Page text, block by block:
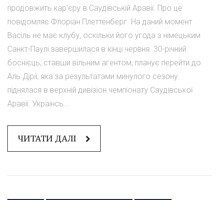
продовжить кар'єру в Саудівській Аравії. Про це
повідомляє Флоріан Плеттенберг. На даний момент
Васіль не має клубу, оскільки його угода з німецьким
Санкт-Паулі завершилася в кінці червня. 30-річний
боснієць, ставши вільним агентом, планує перейти до
Аль Дірії, яка за результатами минулого сезону
піднялася в верхній дивізіон чемпіонату Саудівської
Аравії. Українсь...
ЧИТАТИ ДАЛІ